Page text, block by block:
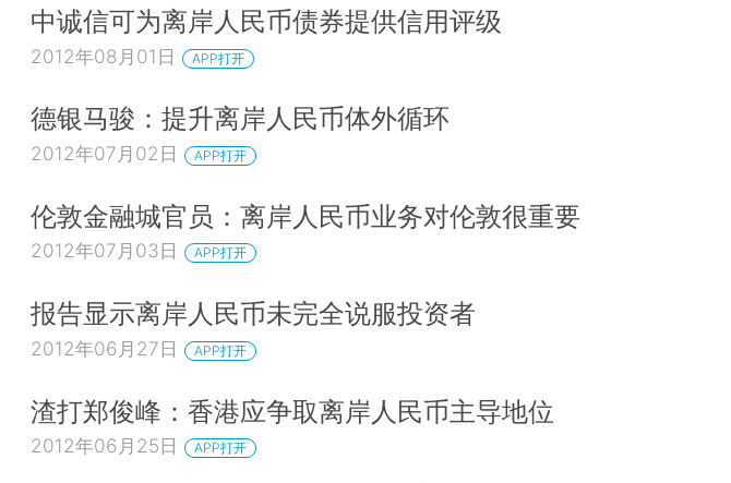
中诚信可为离岸人民币债券提供信用评级
2012年08月01日 APP打开
德银马骏：提升离岸人民币体外循环
2012年07月02日 APP打开
伦敦金融城官员：离岸人民币业务对伦敦很重要
2012年07月03日 APP打开
报告显示离岸人民币未完全说服投资者
2012年06月27日 APP打开
渣打郑俊峰：香港应争取离岸人民币主导地位
2012年06月25日 APP打开